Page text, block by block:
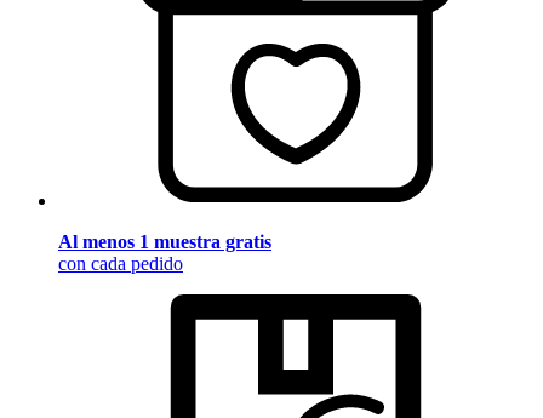
Al menos 1 muestra gratis
con cada pedido